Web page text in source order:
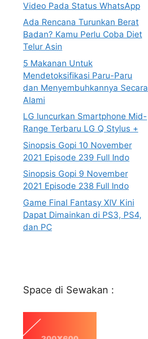
Video Pada Status WhatsApp
Ada Rencana Turunkan Berat
Badan? Kamu Perlu Coba Diet
Telur Asin
5 Makanan Untuk
Mendetoksifikasi Paru-Paru
dan Menyembuhkannya Secara
Alami
LG luncurkan Smartphone Mid-
Range Terbaru LG Q Stylus +
Sinopsis Gopi 10 November
2021 Episode 239 Full Indo
Sinopsis Gopi 9 November
2021 Episode 238 Full Indo
Game Final Fantasy XIV Kini
Dapat Dimainkan di PS3, PS4,
dan PC
Space di Sewakan :